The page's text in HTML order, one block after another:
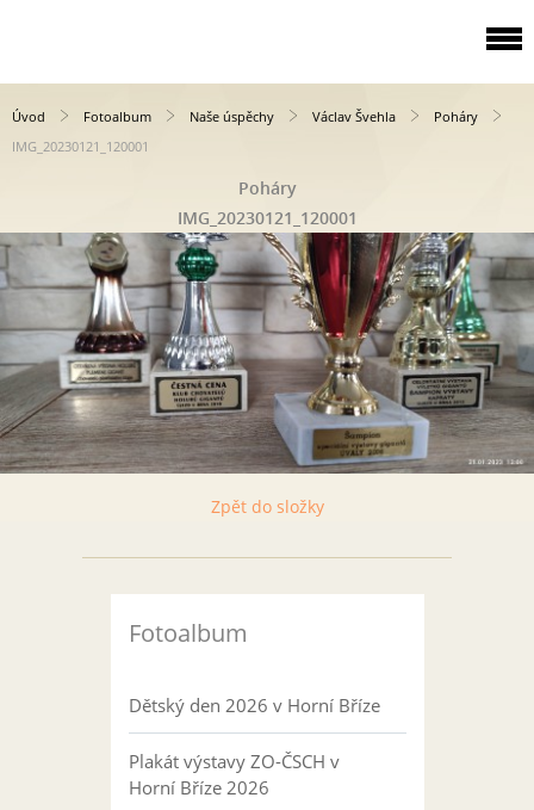
Úvod Fotoalbum Naše úspěchy Václav Švehla
Poháry
IMG_20230121_120001
Poháry
IMG_20230121_120001
Zpět do složky
Fotoalbum
Dětský den 2026 v Horní Bříze
Plakát výstavy ZO-ČSCH v
Horní Bříze 2026